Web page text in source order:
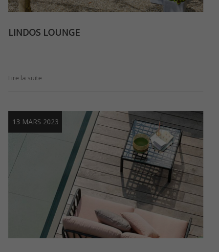
LINDOS LOUNGE
Lire la suite
13 MARS 2023